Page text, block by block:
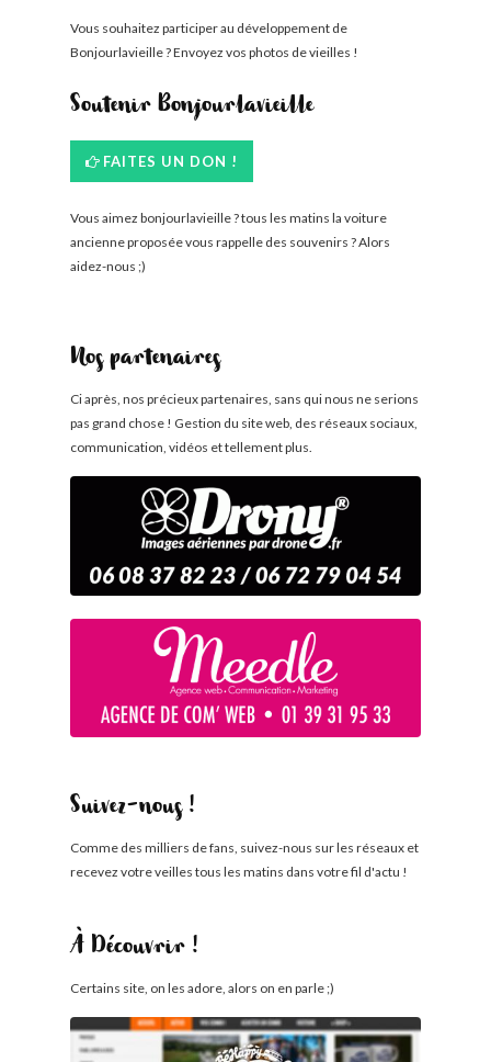
Vous souhaitez participer au développement de
Bonjourlavieille ? Envoyez vos photos de vieilles !
Soutenir Bonjourlavieille
FAITES UN DON !
Vous aimez bonjourlavieille ? tous les matins la voiture
ancienne proposée vous rappelle des souvenirs ? Alors
aidez-nous ;)
Nos partenaires
Ci après, nos précieux partenaires, sans qui nous ne serions
pas grand chose ! Gestion du site web, des réseaux sociaux,
communication, vidéos et tellement plus.
Suivez-nous !
Comme des milliers de fans, suivez-nous sur les réseaux et
recevez votre veilles tous les matins dans votre fil d'actu !
À Découvrir !
Certains site, on les adore, alors on en parle ;)